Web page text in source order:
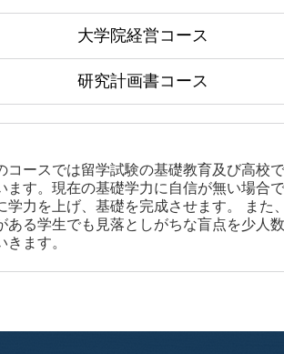
大学院経営コース
研究計画書コース
コースでは留学試験の基礎教育及び高校
ます。現在の基礎学力に自信が無い場合
学力を上げ、基礎を完成させます。 また
ある学生でも見落としがちな盲点を少人
きます。